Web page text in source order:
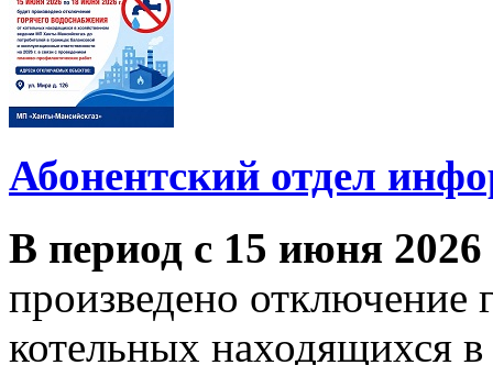
Абонентский отдел
В период с 15 июня
произведено отключение
котельных находящихся